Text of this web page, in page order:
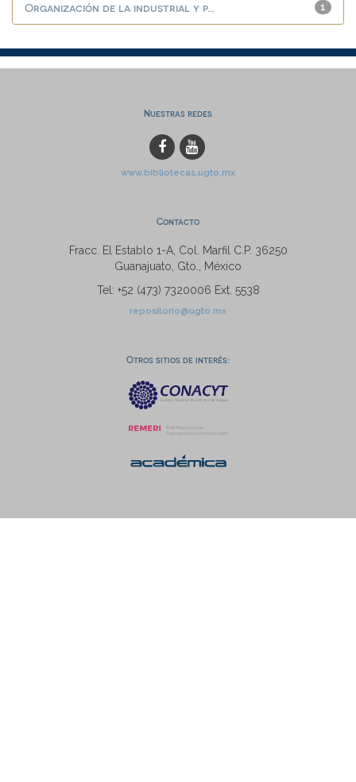
1
Organización de la industrial y p...
Nuestras redes
www.bibliotecas.ugto.mx
Contacto
Fracc. El Establo 1-A, Col. Marfil C.P. 36250
Guanajuato, Gto., México
Tel: +52 (473) 7320006 Ext. 5538
repositorio@ugto.mx
Otros sitios de interés: